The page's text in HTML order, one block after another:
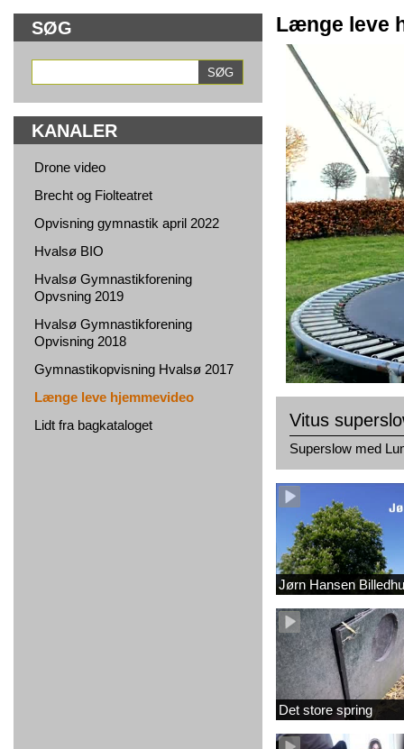
SØG
KANALER
Drone video
Brecht og Fiolteatret
Opvisning gymnastik april 2022
Hvalsø BIO
Hvalsø Gymnastikforening
Opvsning 2019
Hvalsø Gymnastikforening
Opvisning 2018
Gymnastikopvisning Hvalsø 2017
Længe leve hjemmevideo
Lidt fra bagkataloget
Længe leve
Vitus
Superslow med
Jørn Hansen
Det store spring